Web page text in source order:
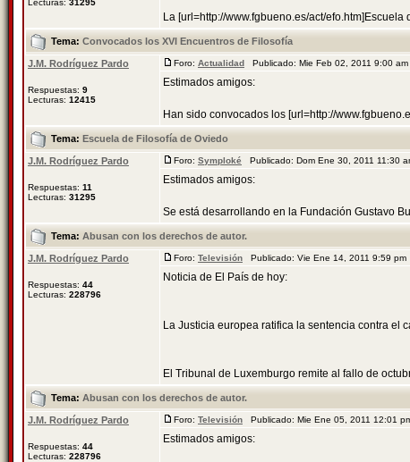
Lecturas: 31295
La [url=http://www.fgbueno.es/act/
Tema: Convocados los XVI Encuentros de Filosofía
J.M. Rodríguez Pardo
Respuestas: 9
Lecturas: 12415
Foro: Actualidad Publicado: Mie Feb 02, 2011 9:00
Estimados amigos:
Han sido convocados los [url=http://
Tema: Escuela de Filosofía de Oviedo
J.M. Rodríguez Pardo
Respuestas: 11
Lecturas: 31295
Foro: Symploké Publicado: Dom Ene 30, 2011 11:30
Estimados amigos:
Se está desarrollando en la Fundación Gustavo
Tema: Abusan con los derechos de autor.
J.M. Rodríguez Pardo
Respuestas: 44
Lecturas: 228796
Foro: Televisión Publicado: Vie Ene 14, 2011 9:59
Noticia de El País de hoy:
La Justicia europea ratifica la sentencia contra el
El Tribunal de Luxemburgo remite al fallo de
Tema: Abusan con los derechos de autor.
J.M. Rodríguez Pardo
Respuestas: 44
Lecturas: 228796
Foro: Televisión Publicado: Mie Ene 05, 2011 12:01
Estimados amigos: